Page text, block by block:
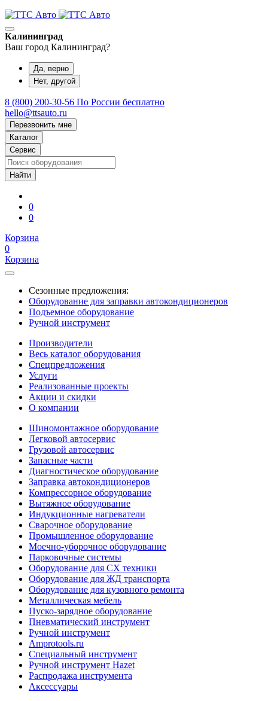
Калининград
Ваш город Калининград?
Да, верно
Нет, другой
8 (800) 200-30-56 По России бесплатно
hello@ttsauto.ru
Перезвонить мне
Каталог
Сервис
0
0
Корзина
0
Корзина
Сезонные предложения:
Оборудование для заправки автокондиционеров
Подъемное оборудование
Ручной инструмент
Производители
Весь каталог оборудования
Спецпредложения
Услуги
Реализованные проекты
Акции и скидки
О компании
Шиномонтажное оборудование
Легковой автосервис
Грузовой автосервис
Запасные части
Диагностическое оборудование
Заправка автокондиционеров
Компрессорное оборудование
Вытяжное оборудование
Индукционные нагреватели
Сварочное оборудование
Промышленное оборудование
Моечно-уборочное оборудование
Парковочные системы
Оборудование для СХ техники
Оборудование для ЖД транспорта
Оборудование для кузовного ремонта
Металлическая мебель
Пуско-зарядное оборудование
Пневматический инструмент
Ручной инструмент
Amprotools.ru
Специальный инструмент
Ручной инструмент Hazet
Распродажа инструмента
Аксессуары